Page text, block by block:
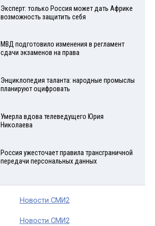
Эксперт: только Россия может дать Африке
возможность защитить себя
МВД подготовило изменения в регламент
сдачи экзаменов на права
Энциклопедия таланта: народные промыслы
планируют оцифровать
Умерла вдова телеведущего Юрия
Николаева
Россия ужесточает правила трансграничной
передачи персональных данных
Новости СМИ2
Новости СМИ2